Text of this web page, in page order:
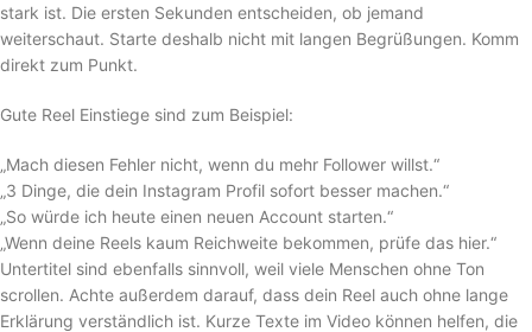
stark ist. Die ersten Sekunden entscheiden, ob jemand
weiterschaut. Starte deshalb nicht mit langen Begrüßungen. Komm
direkt zum Punkt.
Gute Reel Einstiege sind zum Beispiel:
„Mach diesen Fehler nicht, wenn du mehr Follower willst.“
„3 Dinge, die dein Instagram Profil sofort besser machen.“
„So würde ich heute einen neuen Account starten.“
„Wenn deine Reels kaum Reichweite bekommen, prüfe das hier.“
Untertitel sind ebenfalls sinnvoll, weil viele Menschen ohne Ton
scrollen. Achte außerdem darauf, dass dein Reel auch ohne lange
Erklärung verständlich ist. Kurze Texte im Video können helfen, die